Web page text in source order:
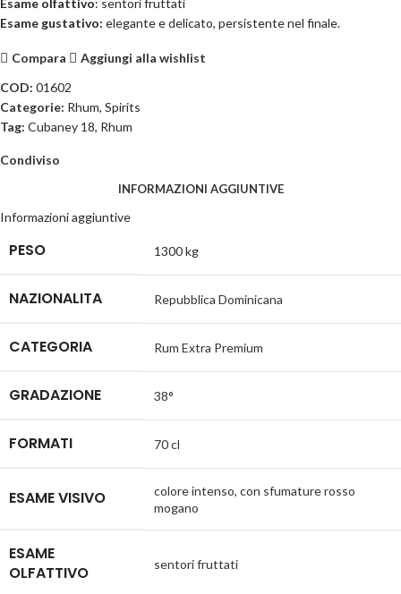
Esame olfattivo: sentori fruttati
Esame gustativo: elegante e delicato, persistente nel finale.
Compara
Aggiungi alla wishlist
COD: 01602
Categorie: Rhum, Spirits
Tag: Cubaney 18, Rhum
Condiviso
INFORMAZIONI AGGIUNTIVE
Informazioni aggiuntive
PESO 1300 kg
NAZIONALITA Repubblica Dominicana
CATEGORIA Rum Extra Premium
GRADAZIONE 38°
FORMATI 70 cl
ESAME VISIVO
colore intenso, con sfumature rosso
mogano
ESAME
OLFATTIVO
sentori fruttati